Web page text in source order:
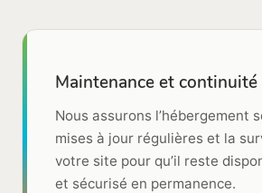
Maintenance et continuité
Nous assurons l’hébergement
mises à jour régulières et la
votre site pour qu’il reste
et sécurisé en permanence.